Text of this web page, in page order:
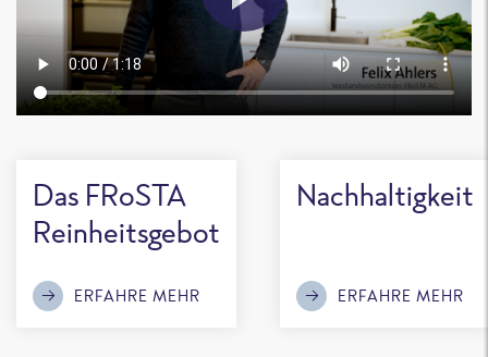
Das FRoSTA
Reinheitsgebot
ERFAHRE MEHR
Nachhaltigkeit
ERFAHRE MEHR